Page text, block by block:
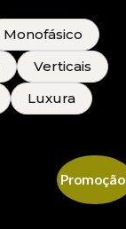
Monofásico
Verticais
Luxura